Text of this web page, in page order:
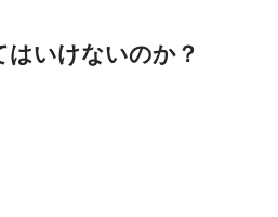
はいけないのか？